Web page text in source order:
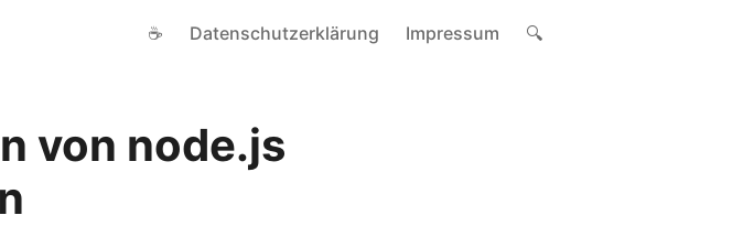
☕ Datenschutzerklärung Impressum 🔍
von node.js